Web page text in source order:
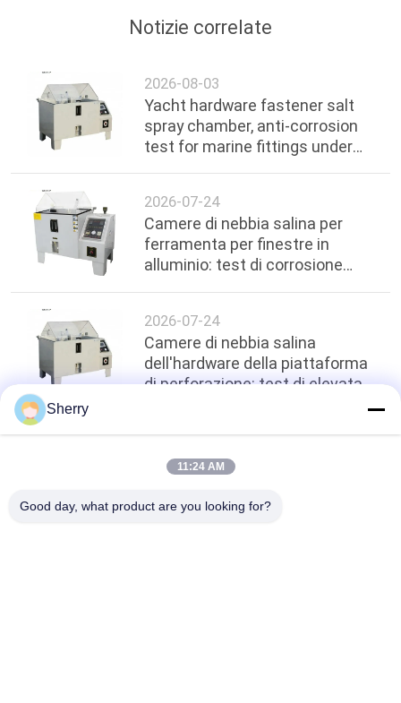
Notizie correlate
2026-08-03
Yacht hardware fastener salt
spray chamber, anti-corrosion
test for marine fittings under
2026-07-24
Camere di nebbia salina per
ferramenta per finestre in
alluminio: test di corrosione
2026-07-24
Camere di nebbia salina
dell'hardware della piattaforma
di perforazione: test di elevata
top
Sherry
11:24 AM
Good day, what product are you looking for?